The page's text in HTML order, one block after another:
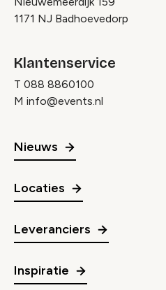
1171 NJ Badhoevedorp
Klantenservice
T 088 8860100
M info@events.nl
Nieuws
Locaties
Leveranciers
Inspiratie